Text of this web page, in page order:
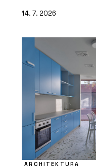
14. 7. 2026
ARCHITEKTURA